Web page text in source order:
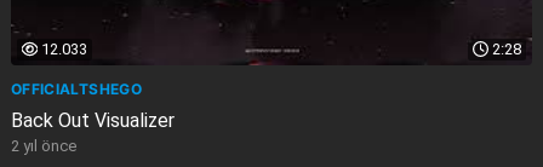
2:28
12.033
OFFICIALTSHEGO
Back Out Visualizer
2 yıl önce